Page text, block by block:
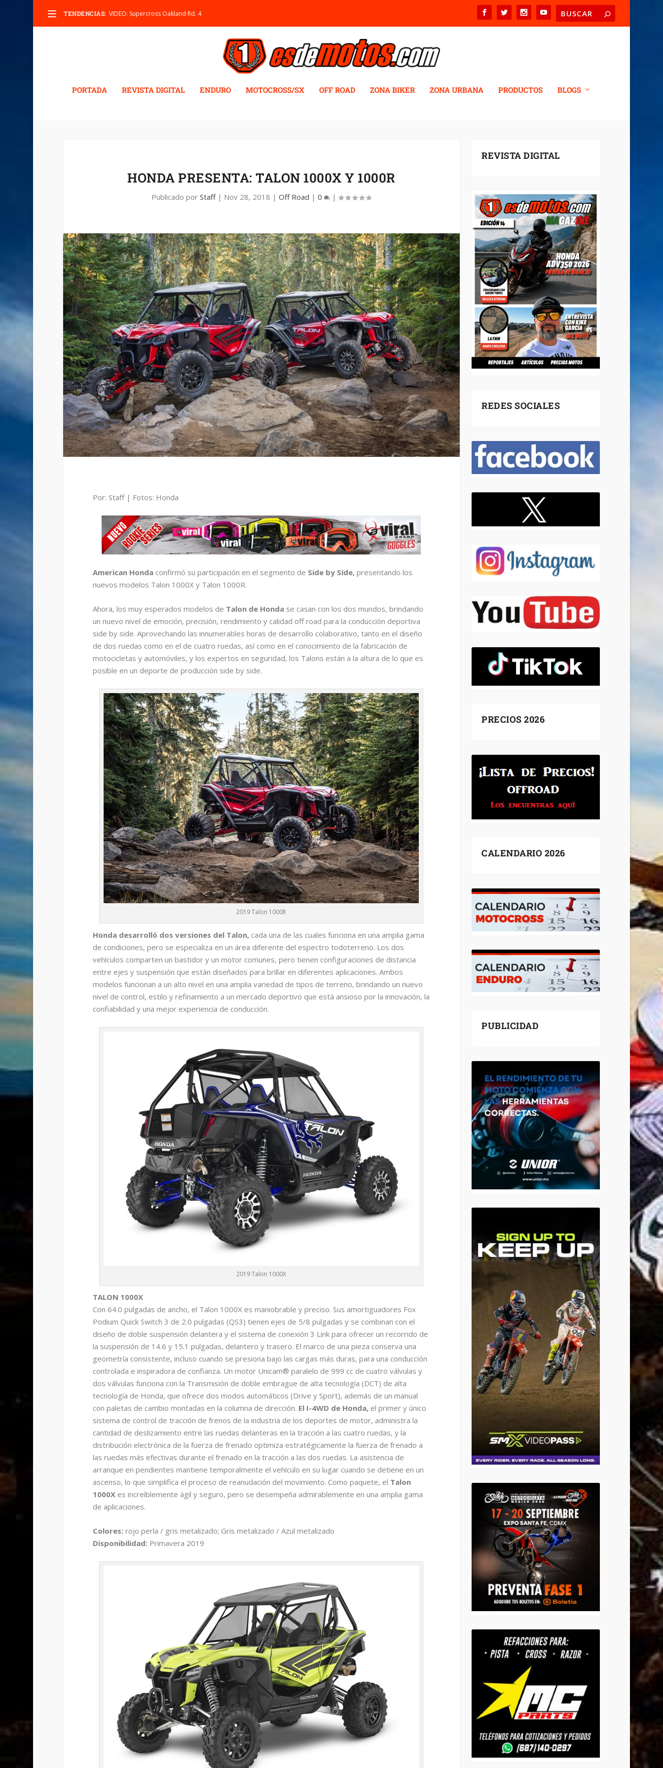
TENDENCIAS: VIDEO: Supercross Oakland Rd. 4
PORTADA REVISTA DIGITAL ENDURO MOTOCROSS/SX OFF ROAD ZONA BIKER ZONA URBANA PRODUCTOS BLOGS
HONDA PRESENTA: TALON 1000X Y 1000R
Publicado porStaff| Nov 28, 2018 |Off Road |0 |
Por: Staff | Fotos: Honda
American Hondaconfirmó su participación en el segmento de Side by Side,presentando los
nuevos modelos Talon 1000X y Talon 1000R.
Ahora, los muy esperados modelos de Talon de Hondase casan con los dos mundos, brindando
un nuevo nivel de emoción, precisión, rendimiento y calidad off road para la conducción deportiva
side by side. Aprovechando las innumerables horas de desarrollo colaborativo, tanto en el diseño
de dos ruedas como en el de cuatro ruedas, así como en el conocimiento de la fabricación de
motocicletas y automóviles, y los expertos en seguridad, los Talons están a la altura de lo que es
posible en un deporte de producción side by side.
2019 Talon 1000R
Honda desarrolló dos versiones del Talon,cada una de las cuales funciona en una amplia gama
de condiciones, pero se especializa en un área diferente del espectro todoterreno. Los dos
vehículos comparten un bastidor y un motor comunes, pero tienen configuraciones de distancia
entre ejes y suspensión que están diseñados para brillar en diferentes aplicaciones. Ambos
modelos funcionan a un alto nivel en una amplia variedad de tipos de terreno, brindando un nuevo
nivel de control, estilo y refinamiento a un mercado deportivo que está ansioso por la innovación, la
confiabilidad y una mejor experiencia de conducción.
2019 Talon 1000X
TALON 1000X
Con 64.0 pulgadas de ancho, el Talon 1000X es maniobrable y preciso. Sus amortiguadores Fox
Podium Quick Switch 3 de 2.0 pulgadas (QS3) tienen ejes de 5/8 pulgadas y se combinan con el
diseño de doble suspensión delantera y el sistema de conexión 3 Link para ofrecer un recorrido de
la suspensión de 14.6 y 15.1 pulgadas, delantero y trasero. El marco de una pieza conserva una
geometría consistente, incluso cuando se presiona bajo las cargas más duras, para una conducción
controlada e inspiradora de confianza. Un motor Unicam® paralelo de 999 cc de cuatro válvulas y
dos válvulas funciona con la Transmisión de doble embrague de alta tecnología (DCT) de alta
tecnología de Honda, que ofrece dos modos automáticos (Drive y Sport), además de un manual
con paletas de cambio montadas en la columna de dirección. El I-4WD de Honda,el primer y único
sistema de control de tracción de frenos de la industria de los deportes de motor, administra la
cantidad de deslizamiento entre las ruedas delanteras en la tracción a las cuatro ruedas, y la
distribución electrónica de la fuerza de frenado optimiza estratégicamente la fuerza de frenado a
las ruedas más efectivas durante el frenado en la tracción a las dos ruedas. La asistencia de
arranque en pendientes mantiene temporalmente el vehículo en su lugar cuando se detiene en un
ascenso, lo que simplifica el proceso de reanudación del movimiento. Como paquete, el Talon
1000Xes increíblemente ágil y seguro, pero se desempeña admirablemente en una amplia gama
de aplicaciones.
Colores: rojo perla / gris metalizado; Gris metalizado / Azul metalizado
Disponibilidad: Primavera 2019
REVISTA DIGITAL
REDES SOCIALES
PRECIOS 2026
CALENDARIO 2026
PUBLICIDAD